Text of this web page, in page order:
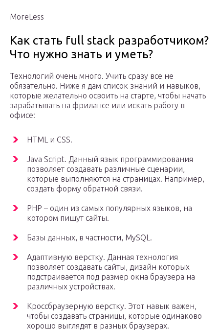
MoreLess
Как стать full stack разработчиком?
Что нужно знать и уметь?
Технологий очень много. Учить сразу все не
обязательно. Ниже я дам список знаний и навыков,
которые желательно освоить на старте, чтобы начать
зарабатывать на фрилансе или искать работу в
офисе:
HTML и CSS.
Java Script. Данный язык программирования
позволяет создавать различные сценарии,
которые выполняются на страницах. Например,
создать форму обратной связи.
PHP – один из самых популярных языков, на
котором пишут сайты.
Базы данных, в частности, MySQL.
Адаптивную верстку. Данная технология
позволяет создавать сайты, дизайн которых
подстраивается под размер окна браузера на
различных устройствах.
Кроссбраузерную верстку. Этот навык важен,
чтобы создавать страницы, которые одинаково
хорошо выглядят в разных браузерах.